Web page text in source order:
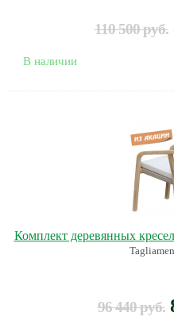
110 500 руб.
В наличии
Комплект деревянных
96 440 руб.